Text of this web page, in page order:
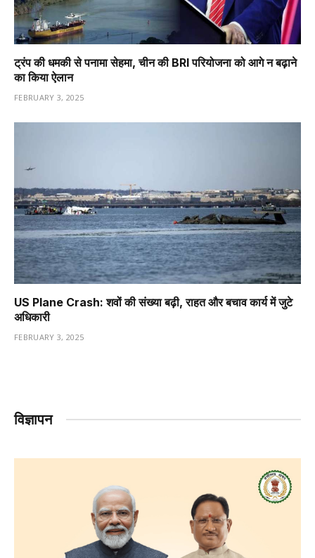
ट्रंप की धमकी से पनामा सेहमा, चीन की BRI परियोजना को आगे न बढ़ाने
का किया ऐलान
FEBRUARY 3, 2025
US Plane Crash: शवों की संख्या बढ़ी, राहत और बचाव कार्य में जुटे
अधिकारी
FEBRUARY 3, 2025
विज्ञापन